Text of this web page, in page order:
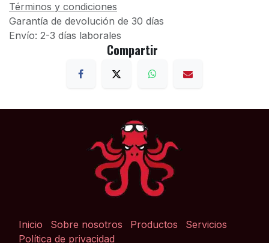
Términos y condiciones
Garantía de devolución de 30 días
Envío: 2-3 días laborales
Compartir
Inicio Sobre nosotros Productos
Servicios
Política de privacidad